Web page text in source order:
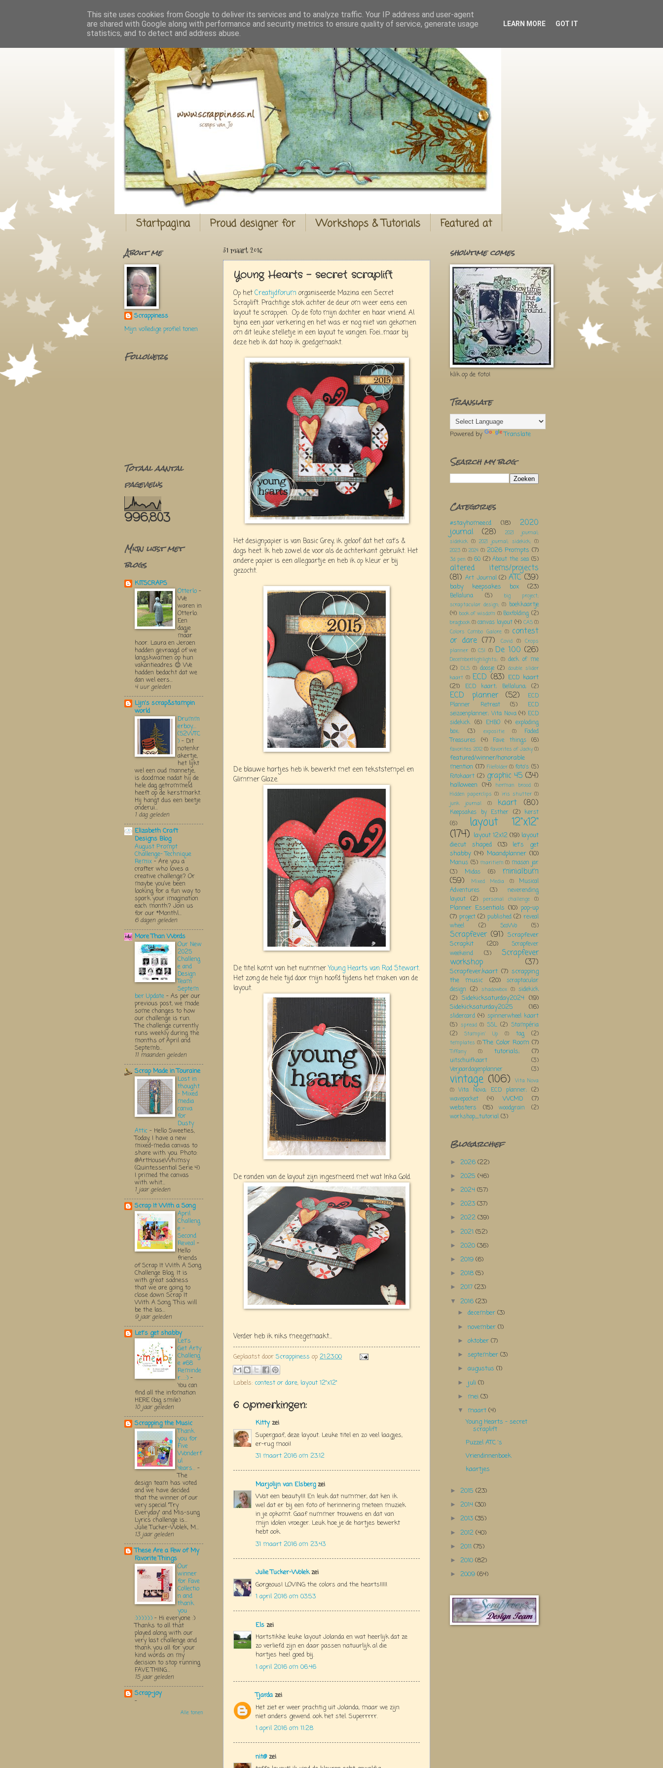
Startpagina Proud designer for Workshops & Tutorials Featured at
31 maart 2016
Young Hearts - secret scraplift
Op hetCreatijdforum organiseerde Mazina een Secret
Scraplift. Prachtige stok achter de deur om weer eens een
layout te scrappen. Op de foto mijn dochter en haar vriend. Al
bijna een jaar verkering en het was er nog niet van gekomen
om dit leuke stelletje in een layout te vangen. Foei...maar bij
deze heb ik dat hoop ik goedgemaakt.
Het designpapier is van Basic Grey, ik geloof dat het cat's &
dogs heet. Ik heb zowel de voor als de achterkant gebruikt. Het
andere papier is een allegaartje en heb ik op kleur er bij
gezocht.
De blauwe hartjes heb ik bewerkt met een tekststempel en
Glimmer Glaze.
De titel komt van het nummerYoung Hearts van Rod Stewart.
Het zong de hele tijd door mijn hoofd tijdens het maken van de
layout.
De randen van de layout zijn ingesmeerd met wat Inka Gold.
Verder heb ik niks meegemaakt...
Geplaatst door Scrappiness op 21:23:00
Labels: contest or dare, layout 12"x12"
6 opmerkingen:
Kittyzei
Supergaaf, deze layout. Leuke titel en zo veel laagjes,
er-rug mooi!
31 maart 2016 om 23:12
Marjolijn van Elsbergzei
Wat een beauty!!! En leuk dat nummer, dat ken ik
wel dat er bij een foto of herinnering meteen muziek
in je opkomt. Gaaf nummer trouwens en dat van
mijn idolen vroeger. Leuk hoe je de hartjes bewerkt
hebt ook.
31 maart 2016 om 23:43
Julie Tucker-Wolekzei
Gorgeous! LOVING the colors and the hearts!!!!!
1 april 2016 om 03:53
Els zei
Hartstikke leuke layout Jolanda en wat heerlijk dat ze
zo verliefd zijn en daar passen natuurlijk al die
hartjes heel goed bij.
1 april 2016 om 06:46
Tjarda zei
Het ziet er weer prachtig uit Jolanda, maar we zijn
niet anders gewend. ook het stel. Superrrrr.
1 april 2016 om 11:28
nit@zei
About me
Scrappiness
Mijn volledige profiel tonen
Followers
Totaal aantal
pageviews
996,803
Mijn lijst met
blogs
KITSCRAPS
Otterlo -
We
waren in
Otterlo.
Een
dagje
maar
hoor. Laura en Jeroen
hadden gevraagd of we
langskwamen op hun
vakantieadres 😊 We
hadden bedacht dat we
dan wel eers...
4 uur geleden
Lijn's scrap&stampin
world
Drumm
erboy....
(52WTC
) - Dit
notenkr
akertje,
het lijkt
wel een oud mannetje,
is doodmoe nadat hij de
hele dag getrommeld
heeft op de kerstmarkt.
Hij hangt dus een beetje
onderui...
1 dag geleden
Elizabeth Craft
Designs Blog
August Prompt
Challenge- Technique
Remix - Are you a
crafter who loves a
creative challenge? Or
maybe you’ve been
looking for a fun way to
spark your imagination
each month? Join us
for our *Monthl...
6 dagen geleden
More Than Words
Our New
2025
Challeng
e and
Design
Team
Septem
ber Update - As per our
previous post, we made
some changes to how
our challenge is run.
The challenge currently
runs weekly during the
months of April and
Septemb...
11 maanden geleden
Scrap Made in Touraine
Lost in
thought
- Mixed
media
canva
for
Dusty
Attic - Hello Sweeties,
Today, I have a new
mixed-media canvas to
share with you. Photo:
@ArtHouseWhimsy
(Quintessential Serie 4)
I primed the canvas
with whit...
1 jaar geleden
Scrap It With a Song
April
Challeng
e -
Second
Reveal -
Hello
friends
of Scrap It With A Song
Challenge Blog. It is
with great sadness
that we are going to
close down Scrap It
With A Song. This will
be the las...
9 jaar geleden
Let's get shabby
Let's
Get Arty
Challeng
e #68
Reminde
r.....:) -
You can
find all the infomation
HERE (big smile)
10 jaar geleden
Scrapping the Music
Thank
you for
Five
Wonderf
ul
Years... -
The
design team has voted
and we have decided
that the winner of our
very special "Try
Everyday" and Mis-sung
Lyrics challenge is...
Julie Tucker-Wolek, M...
13 jaar geleden
These Are a Few of My
Favorite Things
Our
winner
for Fave
Collectio
n and
thank
you
:):):):):):) - Hi everyone :)
Thanks to all that
played along with our
very last challenge and
thank you all for your
kind words on my
decision to stop running
FAVE THING...
15 jaar geleden
Scrap-joy
-
Alle tonen
showtime comes
klik op de foto!
Translate
Powered by Translate
Search my blog
Categories
#stayhomeecd (18) 2020
journal (28)
2021 journal;
sidekick (1) 2021 journal; sidekick; (1)
2023 (1) 2024 (1) 2026 Prompts (7)
3d pen (1) 60 (2) About the sea (5)
altered items/projects
(81) Art Journal (2) ATC (39)
baby keepsakes box (23)
Bellaluna (5)
big project;
scraptacular design; (1) boekkaartje
(4) book of wisdom (1) Boxfolding (2)
bragbook(1)canvas layout (4) CAS(1)
Colors Combo Galore (1) contest
or dare (77) Covid (1) Crops
planner (1) CSI (1) De 100 (26)
DecemberHighlights; (1) deck of me
(2) DLS (1) doosje (2) double slider
kaart (1) ECD (83) ECD kaart
(21)
ECD kaart; Bellaluna; (2)
ECD planner (52)
ECD
Planner Retreat
(5)
ECD
seizoenplanner; Vita Nova (4) ECD
sidekick (6) EHBO (4) exploding
box;
(3) expositie (1)
Faded
Treasures
(4) Fave things (6)
favorites 2012 (1) favorites of Jacky (1)
featured/winner/honorable
mention (17) Filefolder (1) foto's (5)
Fotokaart (2) graphic 45 (34)
halloween (14) herman brood (1)
Hidden paperclips (1) iris shutter (1)
junk journal
(1) kaart (80)
Keepsakes by Esther (2) kerst
(6)
layout 12"x12"
(174) layout 12x12 (19) layout
diecut shaped
(13)
let's get
shabby (14) Maandplanner (10)
Manus (5) maritiem (1) mason jar
(3)
Midas (6) minialbum
(59) Mixed Media (1)
Musical
Adventures
(3)
neverending
layout (2) personal challenge (1)
Planner Essentials (10) pop-up
(7) project (2) published (2) reveal
wheel
(2) ScoWo (5)
Scrapfever (91) Scrapfever
Scrapkit
(20)
Scrapfever
weekeind
(3) Scrapfever
workshop (37)
Scrapfever;kaart (7) scrapping
the music
(20)
scraptacular
design (2) shadowbox (1) sidekick
(2) Sidekicksaturday2024 (19)
Sidekicksaturday2025
(16)
slidercard (4) spinnerwheel kaart
(5) spread (1) SSL (2) Stampéria
(2)
Stampin' Up (1) tag (2)
templates (1) The Color Room (7)
Tiffany (1) tutorials; (7)
uitschuifkaart
(3)
Verjaardagenplanner
(3)
vintage (106)
Vita Nova
(1) Vita Nova; ECD planner; (2)
wavepocket
(4) WCMD
(7)
websters
(15) woodgrain
(2)
workshop_tutorial (3)
Blogarchief
► 2026 (22)
► 2025 (46)
► 2024 (57)
► 2023 (37)
► 2022 (39)
► 2021 (52)
► 2020 (36)
► 2019 (6)
► 2018 (5)
► 2017 (23)
▼ 2016 (23)
►december(3)
►november(1)
►oktober(7)
►september(3)
►augustus(1)
► juli(1)
► mei(3)
▼ maart(4)
Young Hearts - secret
scraplift
Puzzel ATC 's
Vriendinnenboek
kaartjes
► 2015 (23)
► 2014 (30)
► 2013 (35)
► 2012 (40)
► 2011 (75)
► 2010 (82)
► 2009 (64)
This site uses cookies from Google to deliver its services and to analyze traffic. Your IP address and user-agent
are shared with Google along with performance and security metrics to ensure quality of service, generate usage
statistics, and to detect and address abuse.
LEARN MORE GOT IT